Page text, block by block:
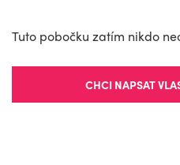
Tuto pobočku zatím nikdo
CHCI NAPSAT